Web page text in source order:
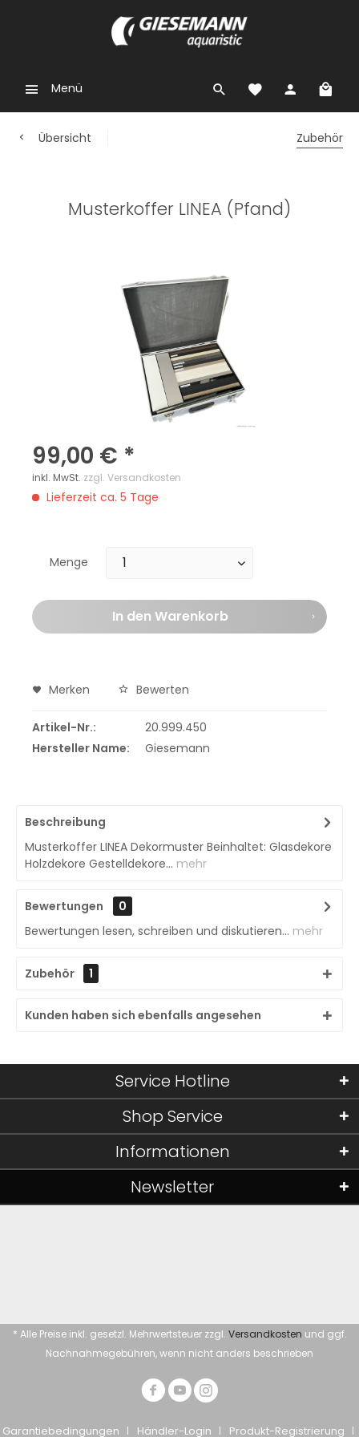
Menü
Übersicht Zubehör
Musterkoffer LINEA (Pfand)
99,00 € *
inkl. MwSt. zzgl. Versandkosten
Lieferzeit ca. 5 Tage
Menge
In den Warenkorb
Merken Bewerten
Artikel-Nr.:
20.999.450
Hersteller Name:
Giesemann
Beschreibung
Musterkoffer LINEA Dekormuster Beinhaltet: Glasdekore
Holzdekore Gestelldekore... mehr
Bewertungen
0
Bewertungen lesen, schreiben und diskutieren... mehr
Zubehör 1
Kunden haben sich ebenfalls angesehen
Service Hotline
Shop Service
Informationen
Newsletter
* Alle Preise inkl. gesetzl. Mehrwertsteuer zzgl. Versandkosten und ggf.
Nachnahmegebühren, wenn nicht anders beschrieben
Garantiebedingungen Händler-Login Produkt-Registrierung